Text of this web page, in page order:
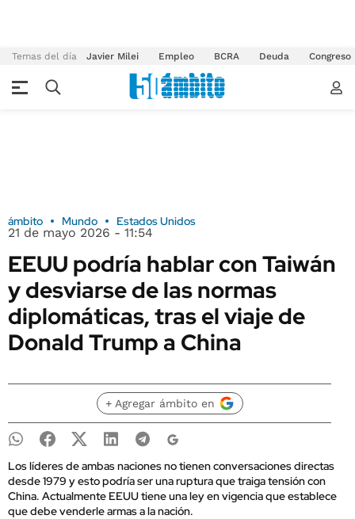
Temas del día Javier Milei Empleo BCRA Deuda Congreso
ámbito Mundo Estados Unidos
21 de mayo 2026 - 11:54
EEUU podría hablar con Taiwán
y desviarse de las normas
diplomáticas, tras el viaje de
Donald Trump a China
+ Agregar ámbito en
Los líderes de ambas naciones no tienen conversaciones directas
desde 1979 y esto podría ser una ruptura que traiga tensión con
China. Actualmente EEUU tiene una ley en vigencia que establece
que debe venderle armas a la nación.